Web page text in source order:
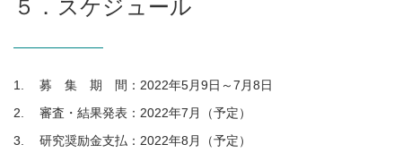
５．スケジュール
募 集 期 間：2022年5月9日～7月8日
審査・結果発表：2022年7月（予定）
研究奨励金支払：2022年8月（予定）